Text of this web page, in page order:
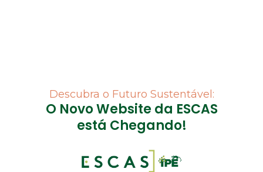
Descubra o Futuro Sustentável:
O Novo Website da ESCAS
está Chegando!